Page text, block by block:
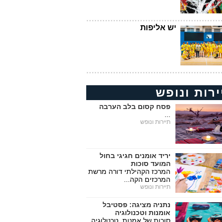
יש אליפות
ונופש
פסח קסום בלב הערבה
תיירות ונופש
יריד אומנים חגיגי בחול
המועד סוכות
המרכז הקהילתי דורה מרשת
המרכזים הקה...
תיירות ונופש
נתניה מציגה: פסטיבל
אומנות וטכנולוגיה